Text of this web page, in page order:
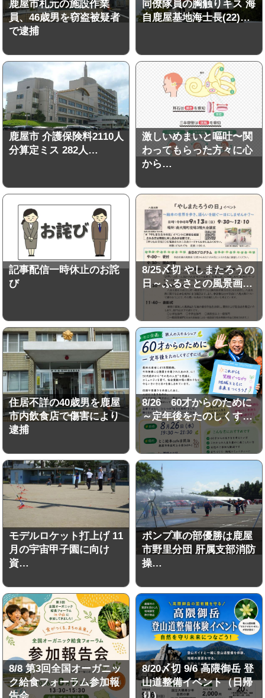
鹿屋市札元の施設作業
員、46歳男を窃盗被疑者
で逮捕
同僚隊員の胸触りキス 海
自鹿屋基地海士長(22)…
鹿屋市 介護保険料2110人
分算定ミス 282人…
激しいめまいと嘔吐〜関
わってもらった方々に心
から…
記事配信一時休止のお詫
び
8/25〆切 やしまたろうの
日～ふるさとの風景画…
住居不詳の40歳男を鹿屋
市内飲食店で傷害により
逮捕
8/26 60才からのために
～定年後をたのしくす…
モデルロケット打上げ 11
月の宇宙甲子園に向け
資…
ポンプ車の部優勝は鹿屋
市野里分団 肝属支部消防
操…
8/8 第3回全国オーガニッ
ク給食フォーラム参加報
8/20〆切 9/6 高隈御岳 登
山道整備イベント（日帰